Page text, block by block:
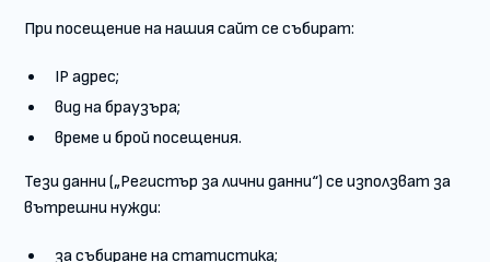
При посещение на нашия сайт се събират:
IP адрес;
вид на браузъра;
време и брой посещения.
Тези данни („Регистър за лични данни“) се използват за
вътрешни нужди:
за събиране на статистика;